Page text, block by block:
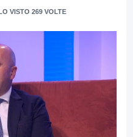
VISTO 269 VOLTE